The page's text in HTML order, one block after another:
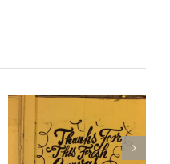
Un bouquet d’écriture